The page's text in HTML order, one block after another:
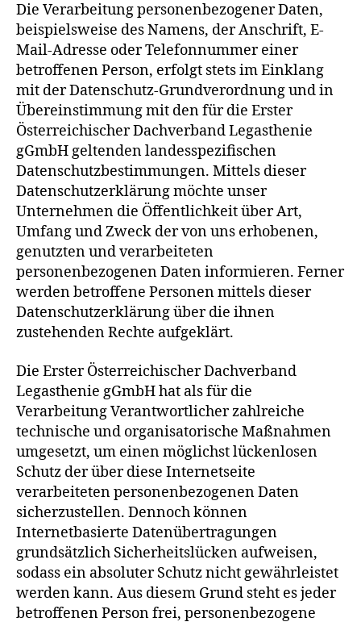
Die Verarbeitung personenbezogener Daten,
beispielsweise des Namens, der Anschrift, E-
Mail-Adresse oder Telefonnummer einer
betroffenen Person, erfolgt stets im Einklang
mit der Datenschutz-Grundverordnung und in
Übereinstimmung mit den für die Erster
Österreichischer Dachverband Legasthenie
gGmbH geltenden landesspezifischen
Datenschutzbestimmungen. Mittels dieser
Datenschutzerklärung möchte unser
Unternehmen die Öffentlichkeit über Art,
Umfang und Zweck der von uns erhobenen,
genutzten und verarbeiteten
personenbezogenen Daten informieren. Ferner
werden betroffene Personen mittels dieser
Datenschutzerklärung über die ihnen
zustehenden Rechte aufgeklärt.
Die Erster Österreichischer Dachverband
Legasthenie gGmbH hat als für die
Verarbeitung Verantwortlicher zahlreiche
technische und organisatorische Maßnahmen
umgesetzt, um einen möglichst lückenlosen
Schutz der über diese Internetseite
verarbeiteten personenbezogenen Daten
sicherzustellen. Dennoch können
Internetbasierte Datenübertragungen
grundsätzlich Sicherheitslücken aufweisen,
sodass ein absoluter Schutz nicht gewährleistet
werden kann. Aus diesem Grund steht es jeder
betroffenen Person frei, personenbezogene